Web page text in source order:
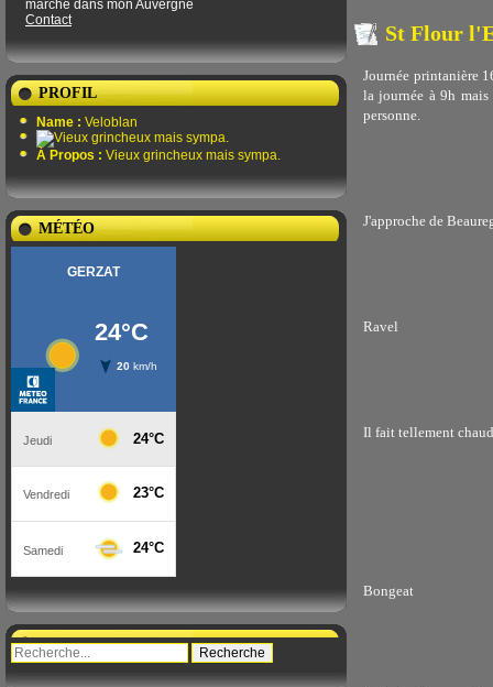
marche dans mon Auvergne
Contact
PROFIL
Name : Veloblan
À Propos : Vieux grincheux mais sympa.
MÉTÉO
St Flour
Journée printanière
la journée à 9h mais
personne.
J'approche de
Ravel
Il fait tellement
Bongeat